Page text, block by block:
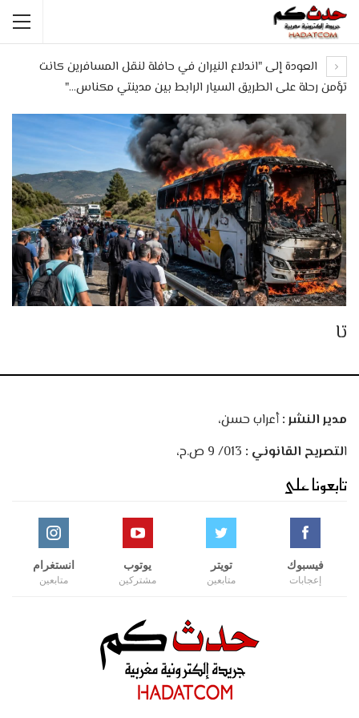
العودة إلى "اندلاع النيران في حافلة لنقل المسافرين كانت
تؤمن رحلة على الطريق السيار الرابط بين مدينتي مكناس…"
تا
مدير النشر :أعراب حسن،
التصريح القانوني :
تابعونا على
فيسبوك
إعجابات
تويتر
متابعين
يوتوب
مشتركين
انستغرام
متابعين